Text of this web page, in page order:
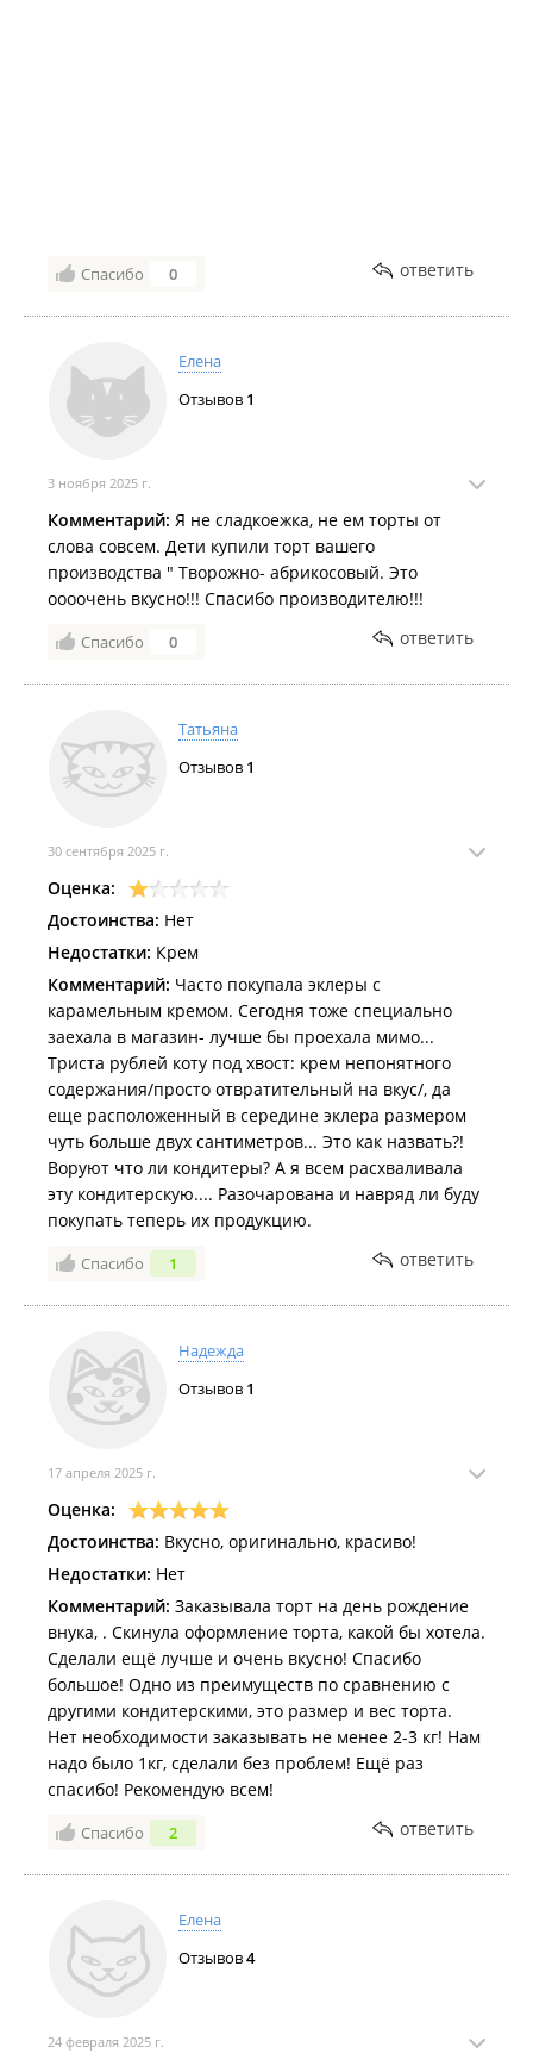
Спасибо 0 ответить
Елена
Отзывов 1
3 ноября 2025 г.
Комментарий: Я не сладкоежка, не ем торты от
слова совсем. Дети купили торт вашего
производства " Творожно- абрикосовый. Это
оооочень вкусно!!! Спасибо производителю!!!
Спасибо 0 ответить
Татьяна
Отзывов 1
30 сентября 2025 г.
Оценка:
Достоинства: Нет
Недостатки: Крем
Комментарий: Часто покупала эклеры с
карамельным кремом. Сегодня тоже специально
заехала в магазин- лучше бы проехала мимо...
Триста рублей коту под хвост: крем непонятного
содержания/просто отвратительный на вкус/, да
еще расположенный в середине эклера размером
чуть больше двух сантиметров... Это как назвать?!
Воруют что ли кондитеры? А я всем расхваливала
эту кондитерскую.... Разочарована и навряд ли буду
покупать теперь их продукцию.
Спасибо 1 ответить
Надежда
Отзывов 1
17 апреля 2025 г.
Оценка:
Достоинства: Вкусно, оригинально, красиво!
Недостатки: Нет
Комментарий: Заказывала торт на день рождение
внука, . Скинула оформление торта, какой бы хотела.
Сделали ещё лучше и очень вкусно! Спасибо
большое! Одно из преимуществ по сравнению с
другими кондитерскими, это размер и вес торта.
Нет необходимости заказывать не менее 2-3 кг! Нам
надо было 1кг, сделали без проблем! Ещё раз
спасибо! Рекомендую всем!
Спасибо 2 ответить
Елена
Отзывов4
24 февраля 2025 г.